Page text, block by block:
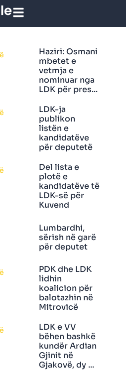
Haziri: Osmani
mbetet e
vetmja e
nominuar nga
LDK për pres...
LDK-ja
publikon
listën e
kandidatëve
për deputetë
Del lista e
plotë e
kandidatëve të
LDK-së për
Kuvend
Lumbardhi,
sërish në garë
për deputet
PDK dhe LDK
lidhin
koalicion për
balotazhin në
Mitrovicë
LDK e VV
bëhen bashkë
kundër Ardian
Gjinit në
Gjakovë, dy ...